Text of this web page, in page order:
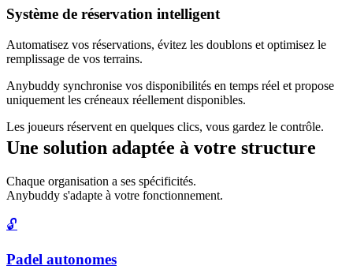
Système de réservation intelligent
Automatisez vos réservations, évitez les doublons et optimisez le
remplissage de vos terrains.
Anybuddy synchronise vos disponibilités en temps réel et propose
uniquement les créneaux réellement disponibles.
Les joueurs réservent en quelques clics, vous gardez le contrôle.
Une solution adaptée à votre structure
Chaque organisation a ses spécificités.
Anybuddy s'adapte à votre fonctionnement.
🔓
Padel autonomes